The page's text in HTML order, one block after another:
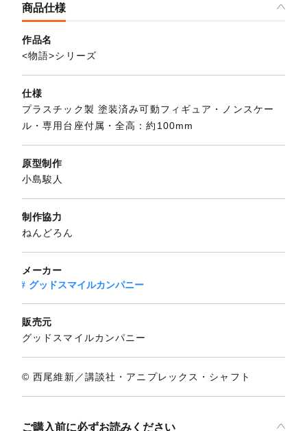
商品仕様
作品名
<物語>シリーズ
仕様
プラスチック製 塗装済み可動フィギュア・ノンスケー
ル・専用台座付属・全高：約100mm
原型制作
小島駿人
制作協力
ねんどろん
メーカー
グッドスマイルカンパニー
販売元
グッドスマイルカンパニー
© 西尾維新／講談社・アニプレックス・シャフト
ご購入前に必ずお読みください